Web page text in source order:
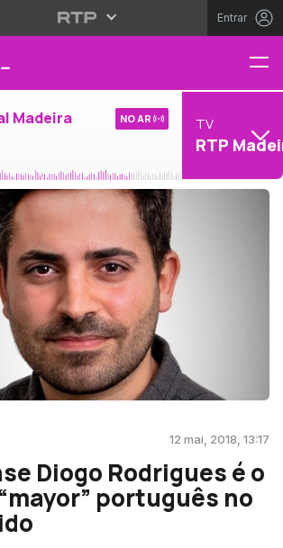
Entrar
Madeira NO AR TV
RTP
12 mai, 2018, 13:17
Diogo Rodrigues é o
português no